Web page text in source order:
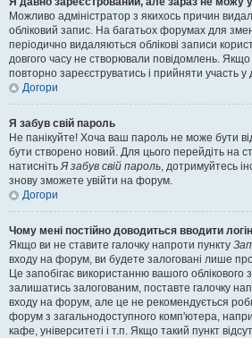
Можливо адміністратор з якихось причин
обліковий запис. На багатьох форумах для
періодично видаляються облікові записи
довгого часу не створювали повідомлень.
повторно зареєструватись і прийняти участь у
Догори
Я забув свій пароль
Не панікуйте! Хоча ваш пароль не може бути
бути створено новий. Для цього перейдіть на
натиснітьЯ забув свій пароль, дотримуйтесь
знову зможете увійти на форум.
Догори
Чому мені постійно доводиться вводити
Якщо ви не ставите галочку напроти пункту
входу на форум, ви будете залоговані лише
Це запобігає використанню вашого
залишатись залогованим, поставте галочку
входу на форум, але це не рекомендується
форум з загальнодоступного комп'ютера,
кафе, університеті і т.п. Якщо такий пункт